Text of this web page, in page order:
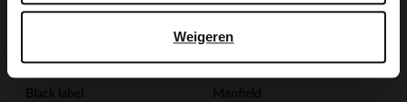
Weigeren
Black label Manfield